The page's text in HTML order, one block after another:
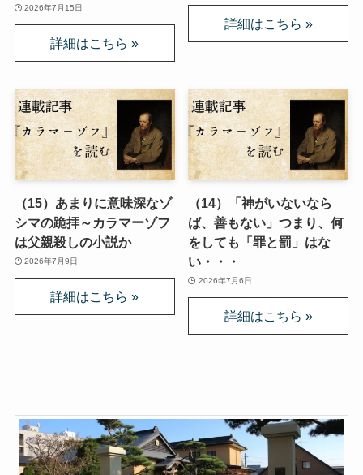
2026年7月15日
（15）あまりに意味深なゾ
シマの跪拝～カラマーゾフ
は父親殺しの小説か
2026年7月9日
（14）「神がいないなら
ば、善もない」つまり、何
をしても「罪と罰」はな
い・・・
2026年7月6日